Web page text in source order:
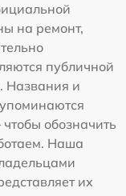
на ремонт,
публичной
Названия и
обозначить
Наша
их